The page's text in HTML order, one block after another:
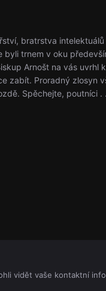
bratrstva
byli trnem v oku
Arnošt na vás uvrhl
zabít. Proradný zlosyn
Spěchejte, poutníci .
vidět vaše kontaktní